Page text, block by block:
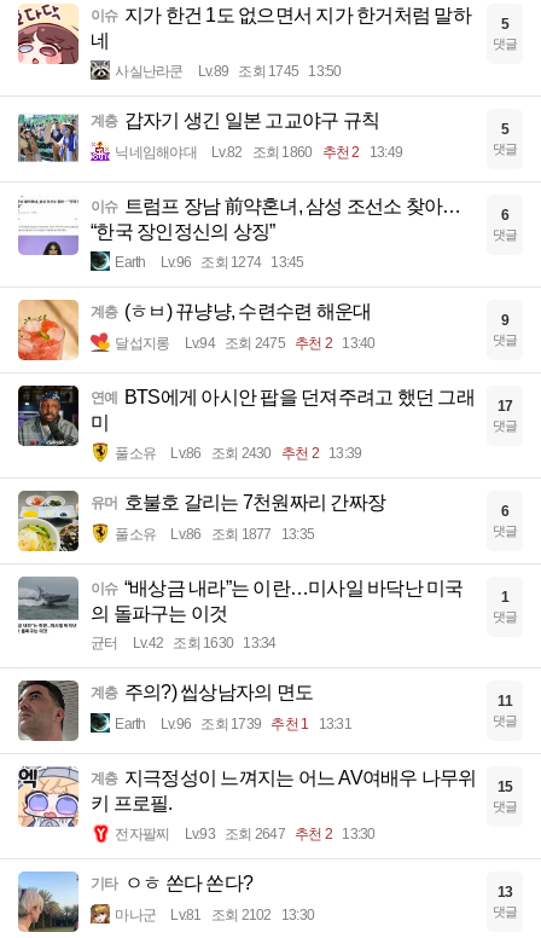
이슈 지가 한건 1도 없으면서 지가 한거처럼 말하
네
사실난라쿤 Lv.89 조회 1745 13:50
5
댓글
계층 갑자기 생긴 일본 고교야구 규칙
닉네임해야대 Lv.82 조회 1860 추천 2 13:49
5
댓글
이슈
트럼프 장남 前약혼녀, 삼성 조선소 찾아…
“한국 장인정신의 상징”
Earth Lv.96 조회 1274 13:45
6
댓글
계층 (ㅎㅂ) 뀨냥냥, 수련수련 해운대
달섭지롱 Lv.94 조회 2475 추천 2 13:40
9
댓글
연예
BTS에게 아시안 팝을 던져주려고 했던 그래
미
풀소유 Lv.86 조회 2430 추천 2 13:39
17
댓글
유머 호불호 갈리는 7천원짜리 간짜장
풀소유 Lv.86 조회 1877 13:35
6
댓글
이슈 “배상금 내라”는 이란…미사일 바닥난 미국
의 돌파구는 이것
균터 Lv.42 조회 1630 13:34
1
댓글
계층 주의?) 씹상남자의 면도
Earth Lv.96 조회 1739 추천 1 13:31
11
댓글
계층 지극정성이 느껴지는 어느 AV여배우 나무위
키 프로필.
전자팔찌 Lv.93 조회 2647 추천 2 13:30
15
댓글
기타 ㅇㅎ 쏜다 쏜다?
마나군 Lv.81 조회 2102 13:30
13
댓글